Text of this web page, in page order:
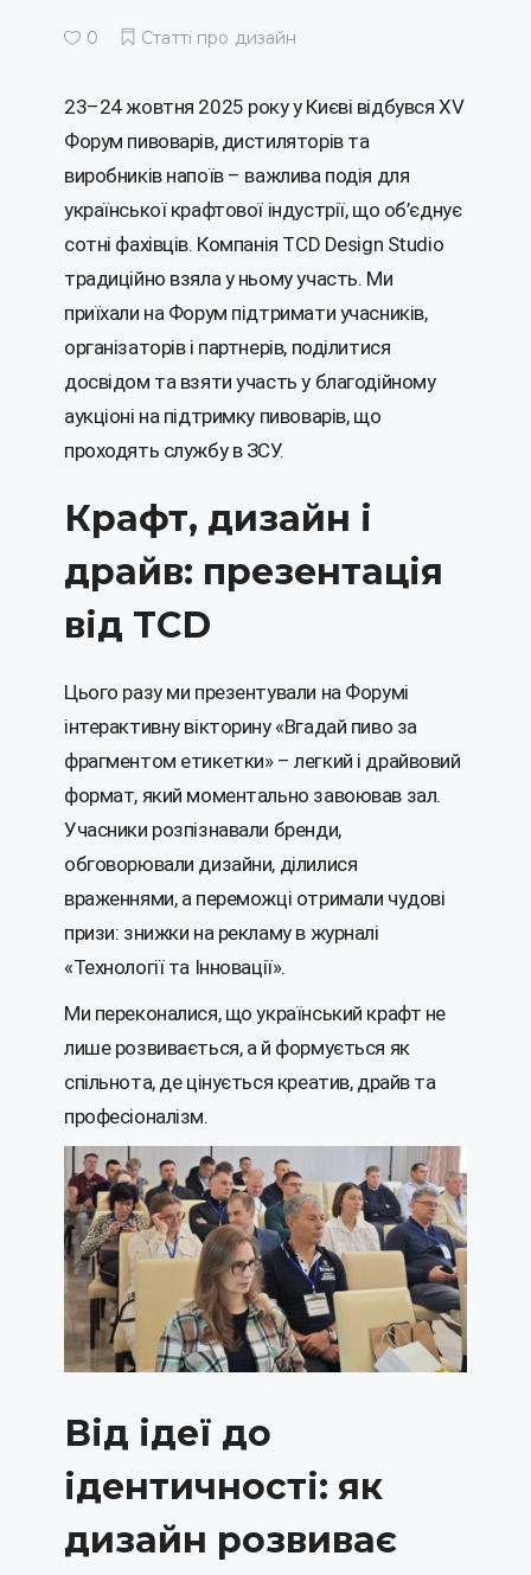
0 Статті про дизайн
23–24 жовтня 2025 року у Києві відбувся XV
Форум пивоварів, дистиляторів та
виробників напоїв – важлива подія для
української крафтової індустрії, що об’єднує
сотні фахівців. Компанія TCD Design Studio
традиційно взяла у ньому участь. Ми
приїхали на Форум підтримати учасників,
організаторів і партнерів, поділитися
досвідом та взяти участь у благодійному
аукціоні на підтримку пивоварів, що
проходять службу в ЗСУ.
Крафт, дизайн і
драйв: презентація
від TCD
Цього разу ми презентували на Форумі
інтерактивну вікторину «Вгадай пиво за
фрагментом етикетки» – легкий і драйвовий
формат, який моментально завоював зал.
Учасники розпізнавали бренди,
обговорювали дизайни, ділилися
враженнями, а переможці отримали чудові
призи: знижки на рекламу в журналі
«Технології та Інновації».
Ми переконалися, що український крафт не
лише розвивається, а й формується як
спільнота, де цінується креатив, драйв та
професіоналізм.
Від ідеї до
ідентичності: як
дизайн розвиває